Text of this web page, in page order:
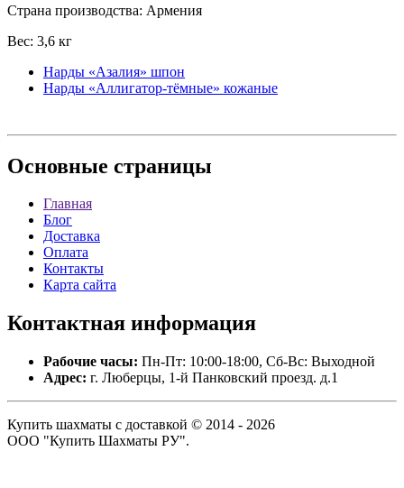
Страна производства: Армения
Вес: 3,6 кг
Нарды «Азалия» шпон
Нарды «Аллигатор-тёмные» кожаные
Основные страницы
Главная
Блог
Доставка
Оплата
Контакты
Карта сайта
Контактная информация
Рабочие часы: Пн-Пт: 10:00-18:00, Сб-Вс: Выходной
Адрес: г. Люберцы, 1-й Панковский проезд. д.1
Купить шахматы с доставкой © 2014 - 2026
ООО "Купить Шахматы РУ".